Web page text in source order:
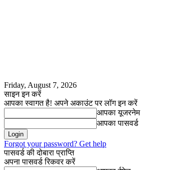
Friday, August 7, 2026
साइन इन करें
आपका स्वागत है! अपने अकाउंट पर लॉग इन करें
आपका यूजरनेम
आपका पासवर्ड
Forgot your password? Get help
पासवर्ड की दोबारा प्राप्ति
अपना पासवर्ड रिकवर करें